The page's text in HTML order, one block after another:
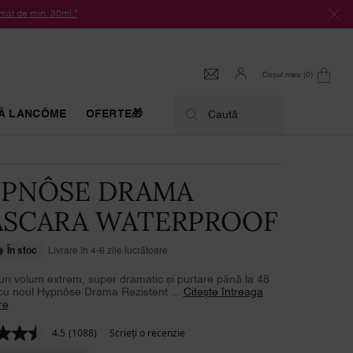
de min. 30ml.*
Coșul meu 0
0 produs
LANCÔME OFERTE🎁 Caută
DRAMA
WATERPROOF
În stoc Livrare în 4-6 zile lucrătoare
volum extrem, super dramatic și purtare până la 48
noul Hypnôse Drama Rezistent ... Citește întreaga
4.5 Citiți
(1088) Scrieţi o recenzie